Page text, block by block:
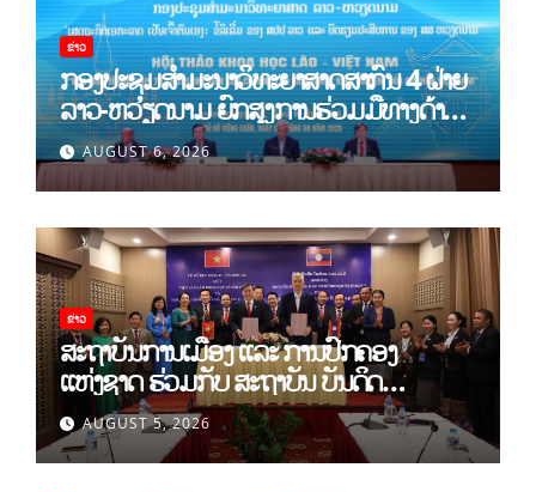
ຂ່າວ
ກອງປະຊຸມສໍາມະນາວິທະຍາສາດສາກົນ 4 ຝ່າຍ
ລາວ-ຫວຽດນາມ ຍົກສູງການຮ່ວມມືທາງດ້ານ
ທິດສະດີ ແລະ ພຶດຕິກໍາ ລາວ-ຫວຽດນາມ ແນໃສ່
ສ້າງເສດຖະກິດເອກະລາດເປັນເຈົ້າຕົນເອງຢ່າງ
ເຂັ້ມແຂງ
AUGUST 6, 2026
ຂ່າວ
ສະຖາບັນການເມືອງ ແລະ ການປົກຄອງ
ແຫ່ງຊາດ ຮ່ວມກັບ ສະຖາບັນ ບັນດິດ
ວິທະຍາສາດສັງຄົມ ຫວຽດນາມ ເຊັນບົດບັນທຶກ
ການຮ່ວມມືທາງດ້ານວິທະຍາສາດ (2026-
2030)
AUGUST 5, 2026